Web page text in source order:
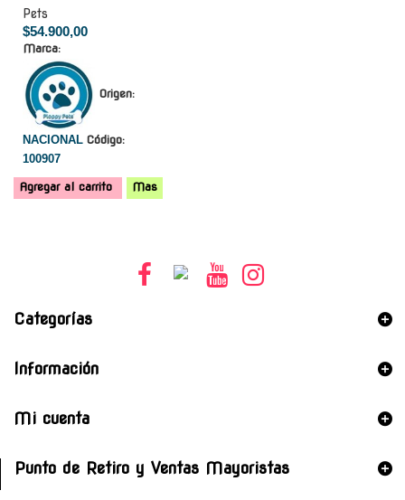
Pets
$54.900,00
Marca:
Origen:
NACIONAL Código:
100907
Agregar al carrito Mas
Categorías
Información
Mi cuenta
Punto de Retiro y Ventas Mayoristas